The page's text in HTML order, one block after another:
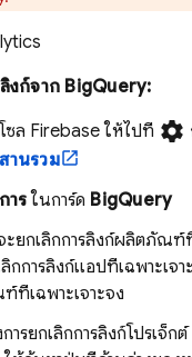
งก์จาก BigQuery:
ซล Firebase ให้ไปที่ settings
านรวม
าร ในการ์ด BigQuery
ะยกเลิกการลิงก์ผลิตภัณฑ์
กการลิงก์แอปที่เฉพาะเจา
ที่เฉพาะเจาะจง
ารยกเลิกการลิงก์โปรเจ็ก